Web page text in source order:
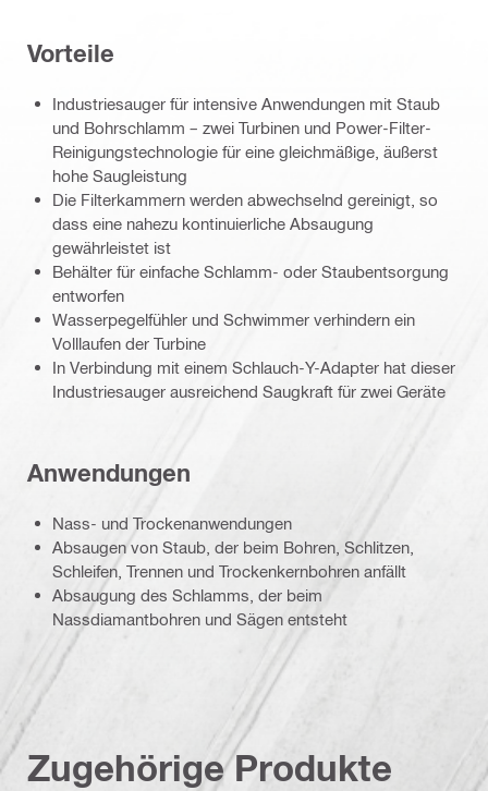
Vorteile
Industriesauger für intensive Anwendungen mit Staub
und Bohrschlamm – zwei Turbinen und Power-Filter-
Reinigungstechnologie für eine gleichmäßige, äußerst
hohe Saugleistung
Die Filterkammern werden abwechselnd gereinigt, so
dass eine nahezu kontinuierliche Absaugung
gewährleistet ist
Behälter für einfache Schlamm- oder Staubentsorgung
entworfen
Wasserpegelfühler und Schwimmer verhindern ein
Volllaufen der Turbine
In Verbindung mit einem Schlauch-Y-Adapter hat dieser
Industriesauger ausreichend Saugkraft für zwei Geräte
Anwendungen
Nass- und Trockenanwendungen
Absaugen von Staub, der beim Bohren, Schlitzen,
Schleifen, Trennen und Trockenkernbohren anfällt
Absaugung des Schlamms, der beim
Nassdiamantbohren und Sägen entsteht
Zugehörige Produkte